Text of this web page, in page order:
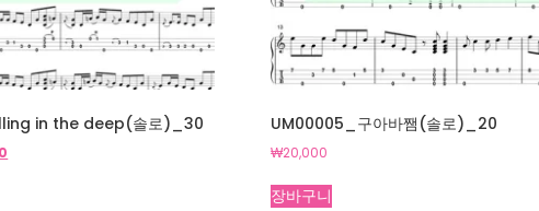
in the deep(솔로)_30 UM00005_구아바쨈(솔로)_20
₩20,000
장바구니